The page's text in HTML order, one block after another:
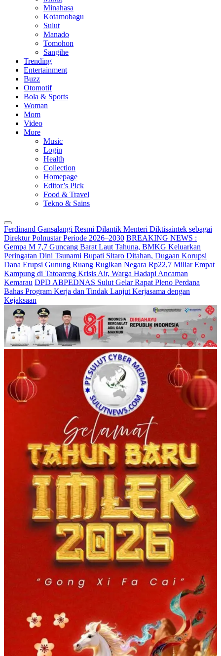
Minahasa
Kotamobagu
Sulut
Manado
Tomohon
Sangihe
Trending
Entertainment
Buzz
Otomotif
Bola & Sports
Woman
Mom
Video
More
Music
Login
Health
Collection
Homepage
Editor’s Pick
Food & Travel
Tekno & Sains
Ferdinand Gansalangi Resmi Dilantik Menteri Diktisaintek sebagai
Direktur Polnustar Periode 2026–2030 BREAKING NEWS :
Gempa M 7,7 Guncang Barat Laut Tahuna, BMKG Keluarkan
Peringatan Dini Tsunami Bupati Sitaro Ditahan, Dugaan Korupsi
Dana Erupsi Gunung Ruang Rugikan Negara Rp22,7 Miliar Empat
Kampung di Tatoareng Krisis Air, Warga Hadapi Ancaman
Kemarau DPD ABPEDNAS Sulut Gelar Rapat Pleno Perdana
Bahas Program Kerja dan Tindak Lanjut Kerjasama dengan
Kejaksaan